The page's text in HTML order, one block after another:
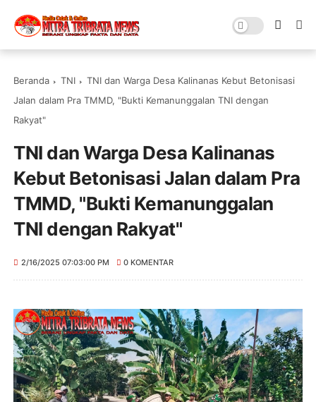
Beranda TNI
TNI dan Warga Desa Kalinanas Kebut Betonisasi
Jalan dalam Pra TMMD, "Bukti Kemanunggalan TNI dengan
Rakyat"
TNI dan Warga Desa Kalinanas
Kebut Betonisasi Jalan dalam Pra
TMMD, "Bukti Kemanunggalan
TNI dengan Rakyat"
2/16/2025 07:03:00 PM 0 KOMENTAR